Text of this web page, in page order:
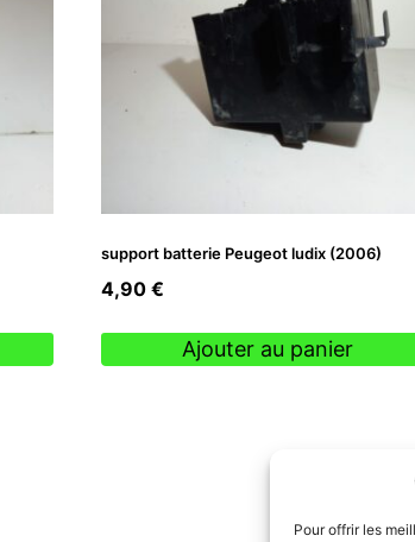
Pour offrir les
support batterie Peugeot ludix (2006)
4,90 €
Ajouter au panier